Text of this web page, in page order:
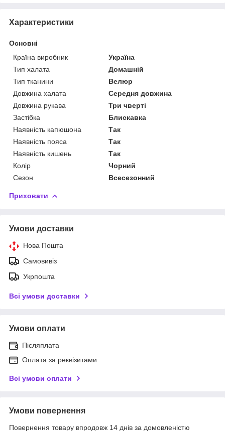
Характеристики
Основні
Країна виробник
Україна
Тип халата
Домашній
Тип тканини
Велюр
Довжина халата
Середня довжина
Довжина рукава
Три чверті
Застібка
Блискавка
Наявність капюшона
Так
Наявність пояса
Так
Наявність кишень
Так
Колір
Чорний
Сезон
Всесезонний
Приховати
Умови доставки
Нова Пошта
Самовивіз
Укрпошта
Всі умови доставки
Умови оплати
Післяплата
Оплата за реквізитами
Всі умови оплати
Умови повернення
Повернення товару впродовж 14 днів за домовленістю